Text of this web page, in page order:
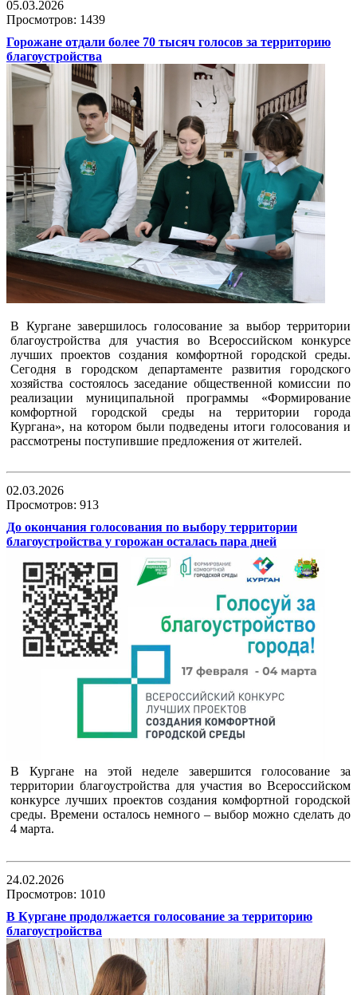
05.03.2026
Просмотров: 1439
Горожане отдали более 70 тысяч голосов за территорию
благоустройства
В Кургане завершилось голосование за выбор территории
благоустройства для участия во Всероссийском конкурсе
лучших проектов создания комфортной городской среды.
Сегодня в городском департаменте развития городского
хозяйства состоялось заседание общественной комиссии по
реализации муниципальной программы «Формирование
комфортной городской среды на территории города
Кургана», на котором были подведены итоги голосования и
рассмотрены поступившие предложения от жителей.
02.03.2026
Просмотров: 913
До окончания голосования по выбору территории
благоустройства у горожан осталась пара дней
В Кургане на этой неделе завершится голосование за
территории благоустройства для участия во Всероссийском
конкурсе лучших проектов создания комфортной городской
среды. Времени осталось немного – выбор можно сделать до
4 марта.
24.02.2026
Просмотров: 1010
В Кургане продолжается голосование за территорию
благоустройства